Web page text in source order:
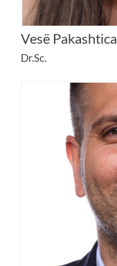
Vesë Pakashtica
Dr.Sc.